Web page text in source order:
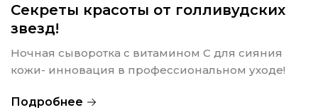
Секреты красоты от голливудских
звезд!
Ночная сыворотка с витамином С для сияния
кожи- инновация в профессиональном уходе!
Подробнее